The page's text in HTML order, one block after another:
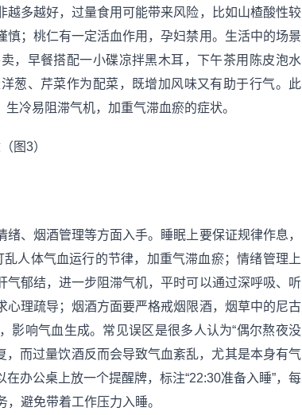
多越好，过量食用可能带来风险，比如山楂酸性较
；桃仁有一定活血作用，孕妇禁用。生活中的场景
，早餐搭配一小碟凉拌黑木耳，下午茶用陈皮泡水
葱、芹菜作为配菜，既增加风味又有助于行气。此
冷易阻滞气机，加重气滞血瘀的症状。
、烟酒管理等方面入手。睡眠上要保证规律作息，
人体气血运行的节律，加重气滞血瘀；情绪管理上
郁结，进一步阻滞气机，平时可以通过深呼吸、听
理疏导；烟酒方面要严格戒烟限酒，烟草中的尼古
影响气血生成。常见误区是很多人认为“偶尔熬夜没
，而过量饮酒反而会导致气血紊乱，尤其是本身有气
办公桌上放一个提醒牌，标注“22:30准备入睡”，每
避免带着工作压力入睡。